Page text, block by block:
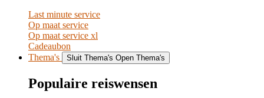
Last minute service
Op maat service
Op maat service xl
Cadeaubon
Thema's
Sluit Thema's Open Thema's
Populaire reiswensen